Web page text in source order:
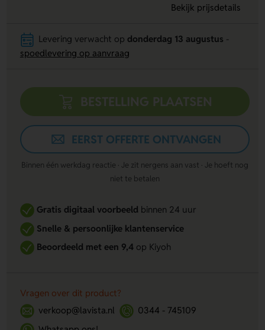
Bekijk prijsdetails
Levering verwacht op donderdag 13 augustus
spoedlevering op aanvraag
BESTELLING PLAATSEN
EERST OFFERTE ONTVANGEN
Binnen één werkdag reactie · Je zit nergens aan vast · Je hoeft nog
niet te betalen
Gratis digitaal voorbeeldbinnen 24 uur
Snelle & persoonlijke klantenservice
Beoordeeld met een 9,4op Kiyoh
Vragen over dit product?
verkoop@lavista.nl
0344 - 745109